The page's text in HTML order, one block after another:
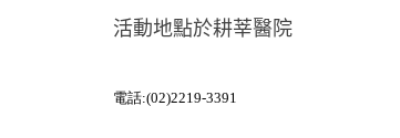
活動地點於耕莘醫院
電話:(02)2219-3391